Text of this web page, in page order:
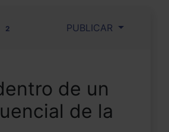
2 PUBLICAR
de un
de la